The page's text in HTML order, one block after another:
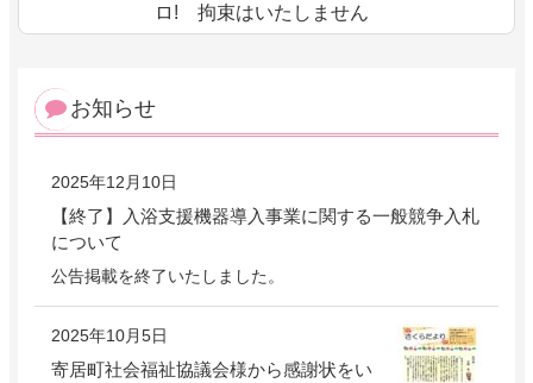
ロ! 拘束はいたしません
お知らせ
2025年12月10日
【終了】入浴支援機器導入事業に関する一般競争入札
について
公告掲載を終了いたしました。
2025年10月5日
寄居町社会福祉協議会様から感謝状をい